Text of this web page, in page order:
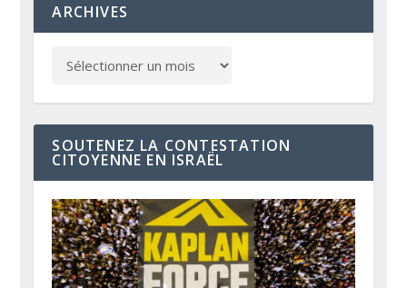
ARCHIVES
SOUTENEZ LA CONTESTATION
CITOYENNE EN ISRAËL